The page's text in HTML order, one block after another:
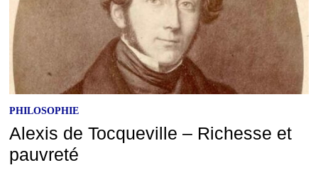
PHILOSOPHIE
Alexis de Tocqueville – Richesse et
pauvreté